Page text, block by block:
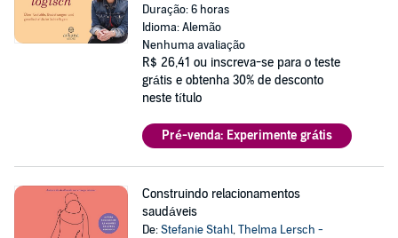
Duração: 6 horas
Idioma: Alemão
Nenhuma avaliação
R$ 26,41 ou inscreva-se para o teste
grátis e obtenha 30% de desconto
neste título
Pré-venda: Experimente grátis
Construindo relacionamentos
saudáveis
De:Stefanie Stahl,Thelma Lersch -